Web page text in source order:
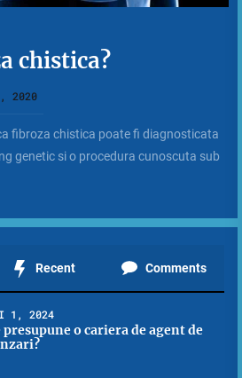
chistica?
2020
fibroza chistica poate fi diagnosticata
genetic si o procedura cunoscuta sub
Recent Comments
1, 2024
presupune o cariera de agent de